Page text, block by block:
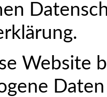
Website